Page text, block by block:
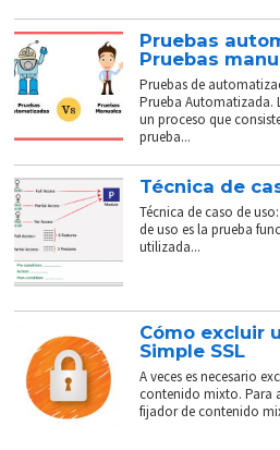
Pruebas
Pruebas
Pruebas de
Prueba Automatizada.
un proceso que
prueba...
Técnica de
Técnica de caso de
de uso es la prueba
utilizada...
Cómo excluir
Simple SSL
A veces es necesario
contenido mixto. Para
fijador de contenido